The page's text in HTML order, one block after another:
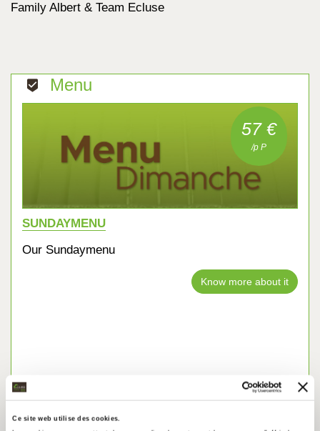
Ce site web utilise des cookies.
Family Albert & Team Ecluse
Menu
Our Menus
57 €
/p P
SUNDAYMENU
Our Sundaymenu
Know more about it